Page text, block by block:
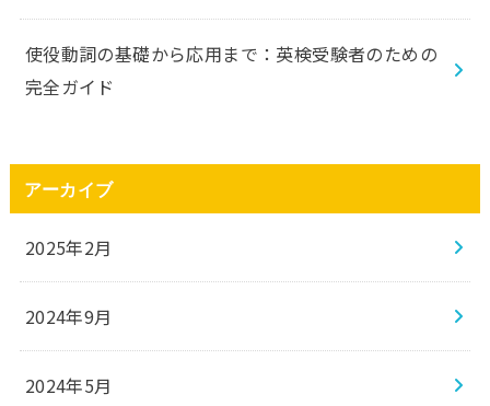
使役動詞の基礎から応用まで：英検受験者のための
完全ガイド
アーカイブ
2025年2月
2024年9月
2024年5月